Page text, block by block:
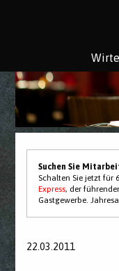
Suchen Sie
Schalten Sie jetzt für
Express, der
Gastgewerbe.
22.03.2011